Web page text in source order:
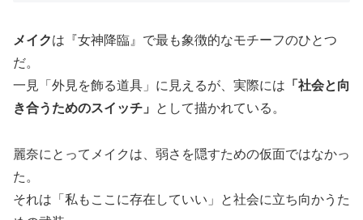
メイクは『女神降臨』で最も象徴的なモチーフのひとつ
だ。
一見「外見を飾る道具」に見えるが、実際には 「社会と向
き合うためのスイッチ」
として描かれている。
麗奈にとってメイクは、弱さを隠すための仮面ではなかっ
た。
それは「私もここに存在していい」と社会に立ち向かうた